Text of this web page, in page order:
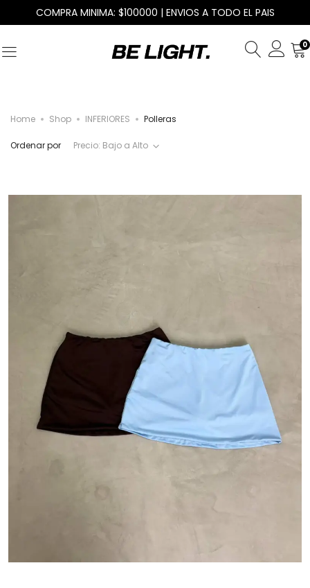
COMPRA MINIMA: $100000 | ENVIOS A TODO EL PAIS
0
Home Shop INFERIORES Polleras
Ordenar por Precio: Bajo a Alto